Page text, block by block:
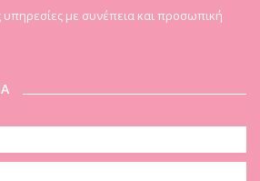
με συνέπεια και προσωπική